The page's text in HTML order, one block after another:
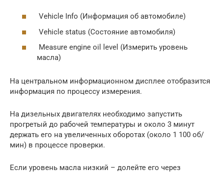
Vehicle Info (Информация об автомобиле)
Vehicle status (Состояние автомобиля)
Measure engine oil level (Измерить уровень
масла)
На центральном информационном дисплее отобразится
информация по процессу измерения.
На дизельных двигателях необходимо запустить
прогретый до рабочей температуры и около 3 минут
держать его на увеличенных оборотах (около 1 100 об/
мин) в процессе проверки.
Если уровень масла низкий – долейте его через